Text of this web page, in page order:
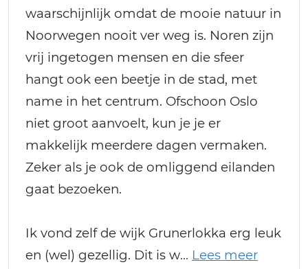
waarschijnlijk omdat de mooie natuur in
Noorwegen nooit ver weg is. Noren zijn
vrij ingetogen mensen en die sfeer
hangt ook een beetje in de stad, met
name in het centrum. Ofschoon Oslo
niet groot aanvoelt, kun je je er
makkelijk meerdere dagen vermaken.
Zeker als je ook de omliggend eilanden
gaat bezoeken.
Ik vond zelf de wijk Grunerlokka erg leuk
en (wel) gezellig. Dit is w